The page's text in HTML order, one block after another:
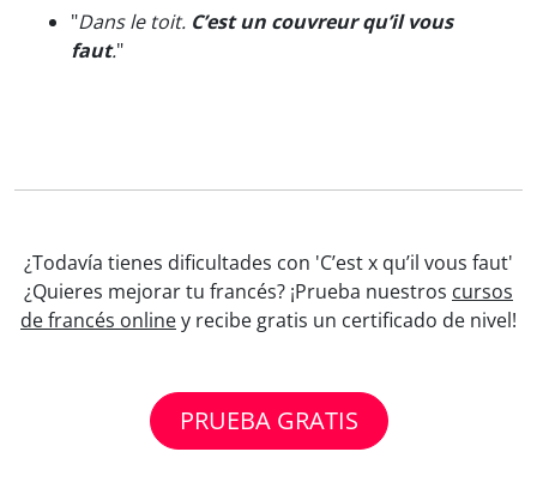
"Dans le toit. C’est un couvreur qu’il vous
faut."
¿Todavía tienes dificultades con 'C’est x qu’il vous faut'
¿Quieres mejorar tu francés? ¡Prueba nuestros cursos
de francés onliney recibe gratis un certificado de nivel!
PRUEBA GRATIS